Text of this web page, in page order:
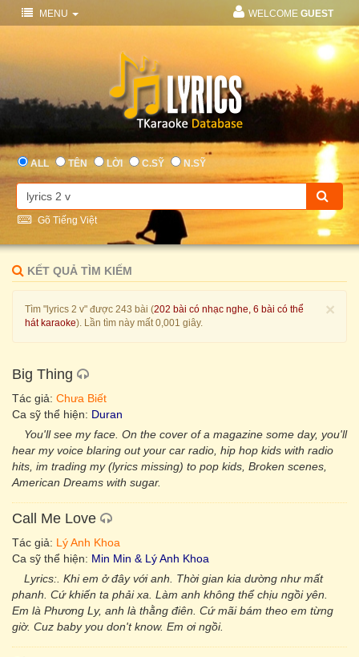
MENU WELCOME GUEST
ALL TÊN LỜI C.SỸ N.SỸ
Gõ Tiếng Việt
KẾT QUẢ TÌM KIẾM
×
Tìm "lyrics 2 v" được 243 bài (202 bài có nhạc nghe, 6 bài có thể
hát karaoke). Lần tìm này mất 0,001 giây.
Big Thing
Tác giả: Chưa Biết
Ca sỹ thể hiện: Duran
You'll see my face. On the cover of a magazine some day, you'll
hear my voice blaring out your car radio, hip hop kids with radio
hits, im trading my (lyrics missing) to pop kids, Broken scenes,
American Dreams with sugar.
Call Me Love
Tác giả: Lý Anh Khoa
Ca sỹ thể hiện: Min Min & Lý Anh Khoa
Lyrics:. Khi em ở đây với anh. Thời gian kia dường như mất
phanh. Cứ khiến ta phải xa. Làm anh không thể chịu ngồi yên.
Em là Phương Ly, anh là thằng điên. Cứ mãi bám theo em từng
giờ. Cuz baby you don't know. Em ơi ngồi.